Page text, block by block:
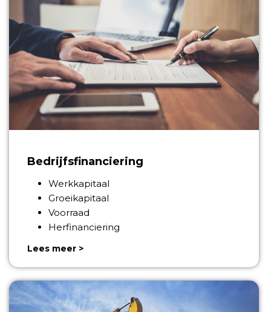
Bedrijfsfinanciering
Werkkapitaal
Groeikapitaal
Voorraad
Herfinanciering
Lees meer >